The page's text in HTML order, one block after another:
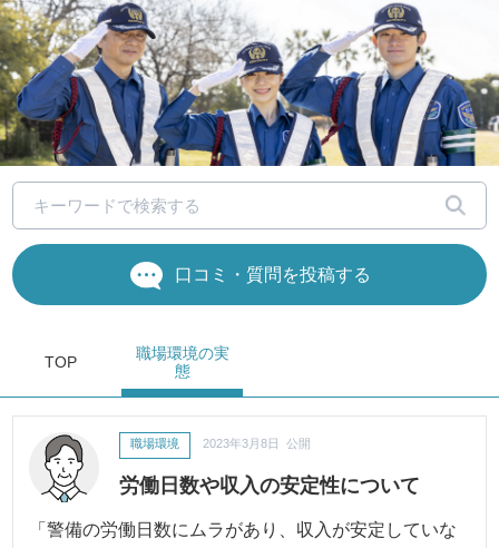
口コミ・質問を投稿する
TOP
職場環境の実
態
労働日数や収入の安定性について
職場環境 2023年3月8日 公開
「警備の労働日数にムラがあり、収入が安定していな